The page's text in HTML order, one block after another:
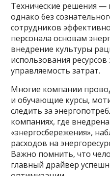
Технические решения —
однако без
сотрудников
персонала основам
внедрение культуры
использования
управляемость затрат.
Многие компании
и обучающие курсы,
следить за
компаниях, где
«энергосбережения»,
расходов на
Важно помнить, что
главный драйвер